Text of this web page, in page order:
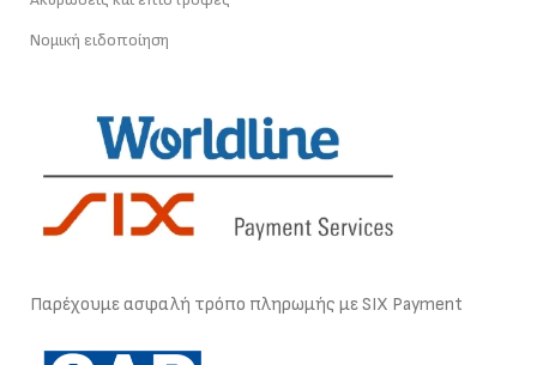
Νομική ειδοποίηση
Παρέχουμε ασφαλή τρόπο πληρωμής με SIX Payment